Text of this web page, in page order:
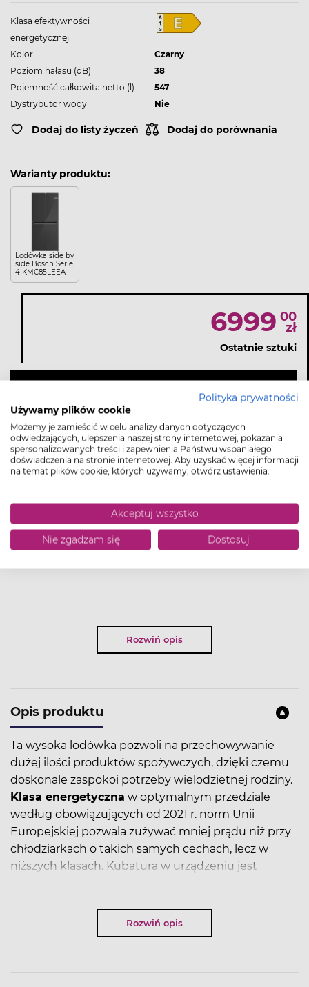
Klasa efektywności
energetycznej
Kolor
Czarny
Poziom hałasu (dB)
38
Pojemność całkowita netto (l)
547
Dystrybutor wody
Nie
Dodaj do listy życzeń Dodaj do porównania
Warianty produktu:
Lodówka side by
side Bosch Serie
4 KMC85LEEA
6999 00
zł
Ostatnie sztuki
Koszty dostawy od 0.00 zł
Rozwiń opis
Opis produktu
Ta wysoka lodówka pozwoli na przechowywanie
dużej ilości produktów spożywczych, dzięki czemu
doskonale zaspokoi potrzeby wielodzietnej rodziny.
Klasa energetyczna w optymalnym przedziale
według obowiązujących od 2021 r. norm Unii
Europejskiej pozwala zużywać mniej prądu niż przy
chłodziarkach o takich samych cechach, lecz w
niższych klasach. Kubatura w urządzeniu jest
Rozwiń opis
Polityka prywatności
Używamy plików cookie
Możemy je zamieścić w celu analizy danych dotyczących
odwiedzających, ulepszenia naszej strony internetowej, pokazania
spersonalizowanych treści i zapewnienia Państwu wspaniałego
doświadczenia na stronie internetowej. Aby uzyskać więcej informacji
na temat plików cookie, których używamy, otwórz ustawienia.
Akceptuj wszystko
Nie zgadzam się Dostosuj